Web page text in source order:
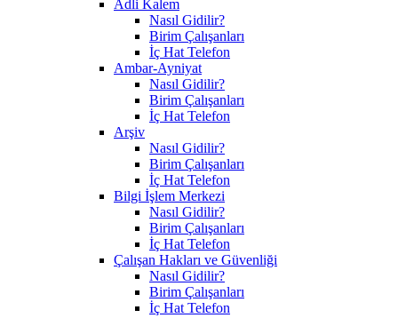
Adli Kalem
Nasıl Gidilir?
Birim Çalışanları
İç Hat Telefon
Ambar-Ayniyat
Nasıl Gidilir?
Birim Çalışanları
İç Hat Telefon
Arşiv
Nasıl Gidilir?
Birim Çalışanları
İç Hat Telefon
Bilgi İşlem Merkezi
Nasıl Gidilir?
Birim Çalışanları
İç Hat Telefon
Çalışan Hakları ve Güvenliği
Nasıl Gidilir?
Birim Çalışanları
İç Hat Telefon